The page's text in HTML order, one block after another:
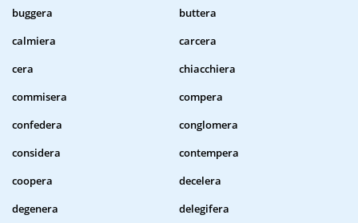
buggera
buttera
calmiera
carcera
cera
chiacchiera
commisera
compera
confedera
conglomera
considera
contempera
coopera
decelera
degenera
delegifera